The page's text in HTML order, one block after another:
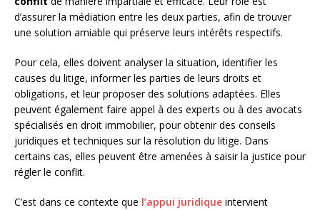
d’assurer la médiation entre les deux parties, afin de trouver
une solution amiable qui préserve leurs intérêts respectifs.
Pour cela, elles doivent analyser la situation, identifier les
causes du litige, informer les parties de leurs droits et
obligations, et leur proposer des solutions adaptées. Elles
peuvent également faire appel à des experts ou à des avocats
spécialisés en droit immobilier, pour obtenir des conseils
juridiques et techniques sur la résolution du litige. Dans
certains cas, elles peuvent être amenées à saisir la justice pour
régler le conflit.
C’est dans ce contexte que l’appui juridique intervient